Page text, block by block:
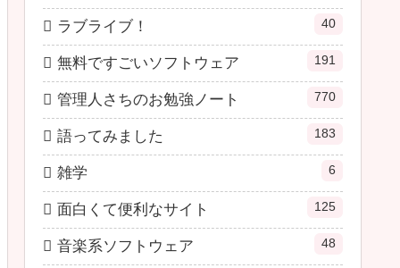
ラブライブ！ 40
無料ですごいソフトウェア 191
管理人さちのお勉強ノート 770
語ってみました 183
雑学 6
面白くて便利なサイト 125
音楽系ソフトウェア 48